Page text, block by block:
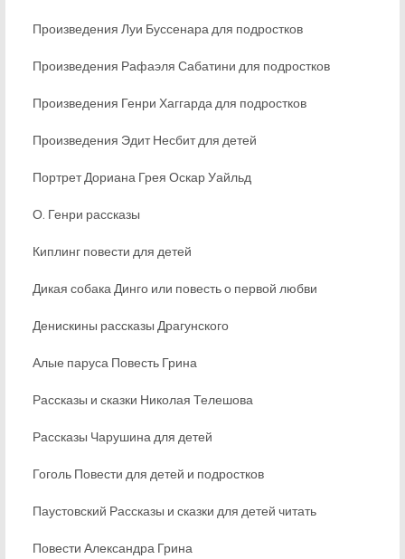
Произведения Луи Буссенара для подростков
Произведения Рафаэля Сабатини для подростков
Произведения Генри Хаггарда для подростков
Произведения Эдит Несбит для детей
Портрет Дориана Грея Оскар Уайльд
О. Генри рассказы
Киплинг повести для детей
Дикая собака Динго или повесть о первой любви
Денискины рассказы Драгунского
Алые паруса Повесть Грина
Рассказы и сказки Николая Телешова
Рассказы Чарушина для детей
Гоголь Повести для детей и подростков
Паустовский Рассказы и сказки для детей читать
Повести Александра Грина